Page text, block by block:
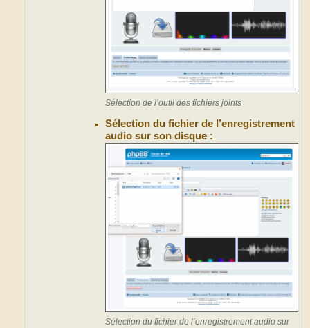
Sélection de l’outil des fichiers joints
Sélection du fichier de l’enregistrement
audio sur son disque :
Sélection du fichier de l’enregistrement audio sur